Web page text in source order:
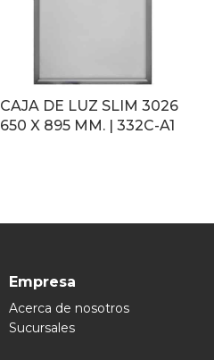
CAJA DE LUZ SLIM 3026
650 X 895 MM. | 332C-A1
Empresa
Acerca de nosotros
Sucursales